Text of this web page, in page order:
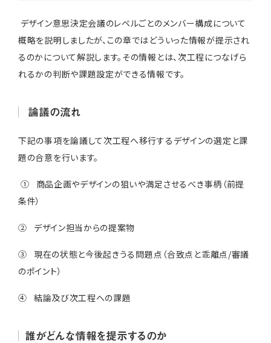
デザイン意思決定会議のレベルごとのメンバー構成について
概略を説明しましたが、この章ではどういった情報が提示され
るのかについて解説します。その情報とは、次工程につなげら
れるかの判断や課題設定ができる情報です。
論議の流れ
下記の事項を論議して次工程へ移行するデザインの選定と課
題の合意を行います。
① 商品企画やデザインの狙いや満足させるべき事柄（前提
条件）
② デザイン担当からの提案物
③ 現在の状態と今後起きうる問題点（合致点と乖離点/審議
のポイント）
④ 結論及び次工程への課題
誰がどんな情報を提示するのか